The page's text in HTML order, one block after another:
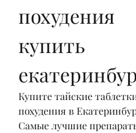
похудения
купить
Купите тайские
похудения в
Самые лучшие